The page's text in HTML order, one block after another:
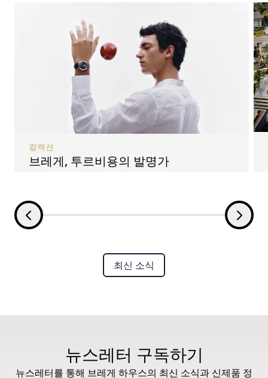
브레게, 투르비용의 발명가
컬렉션
최신 소식
뉴스레터 구독하기
뉴스레터를 통해 브레게 하우스의 최신 소식과 신제품 정